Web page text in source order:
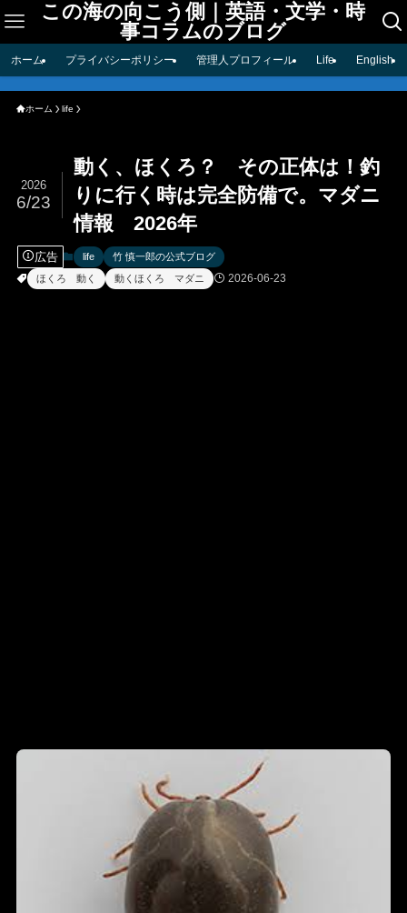
この海の向こう側｜英語・文学・時
事コラムのブログ
ホーム プライバシーポリシー 管理人プロフィール Life English
ホーム life
動く、ほくろ？ その正体は！釣
りに行く時は完全防備で。マダニ
情報 2026年
2026
6/23
広告 life
竹 慎一郎の公式ブログ
ほくろ 動く
動くほくろ マダニ 2026-06-23